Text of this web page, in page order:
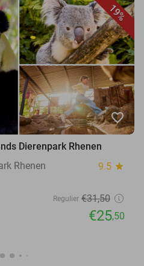
19%
favorite_border
Dierenpark Rhenen
Rhenen
9.5 star
Regulier €31,50
€25,50